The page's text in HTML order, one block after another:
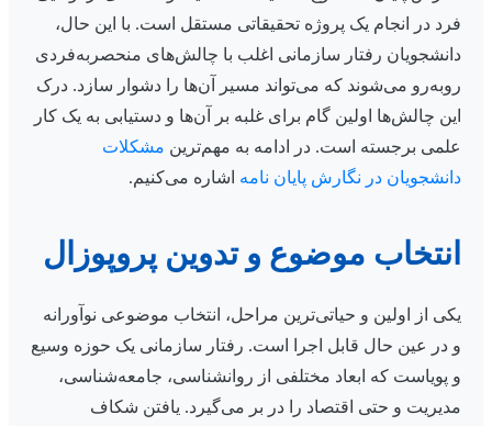
فرد در انجام یک پروژه تحقیقاتی مستقل است. با این حال،
دانشجویان رفتار سازمانی اغلب با چالش‌های منحصربه‌فردی
روبه‌رو می‌شوند که می‌تواند مسیر آن‌ها را دشوار سازد. درک
این چالش‌ها اولین گام برای غلبه بر آن‌ها و دستیابی به یک کار
علمی برجسته است. در ادامه به مهم‌ترین مشکلات
دانشجویان در نگارش پایان نامه اشاره می‌کنیم.
انتخاب موضوع و تدوین پروپوزال
یکی از اولین و حیاتی‌ترین مراحل، انتخاب موضوعی نوآورانه
و در عین حال قابل اجرا است. رفتار سازمانی یک حوزه وسیع
و پویاست که ابعاد مختلفی از روانشناسی، جامعه‌شناسی،
مدیریت و حتی اقتصاد را در بر می‌گیرد. یافتن شکاف